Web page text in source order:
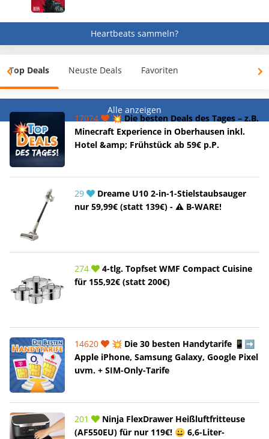
Heartbeats sammeln?
Top Deals Neuste Deals Favoriten
Alle anzeigen
17074
💥 Die besten Deals des Tages – z.B.
Minecraft Experience in Oberhausen inkl.
Hotel &amp; Frühstück ab 59€ p.P.
29
Dreame U10 2-in-1-Stielstaubsauger
nur 59,99€ (statt 139€) - ⚠️ B-WARE!
274
4-tlg. Topfset WMF Compact Cuisine
für 155,92€ (statt 200€)
14620
💥 Die 30 besten Handytarife 📱➡️
Apple iPhone, Samsung Galaxy, Google Pixel
uvm. + SIM-Only-Tarife
201
Ninja FlexDrawer Heißluftfritteuse
(AF550EU) für nur 119€! 😀 6,6-Liter-